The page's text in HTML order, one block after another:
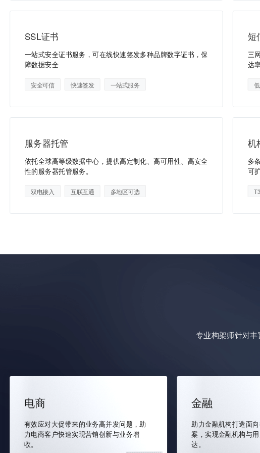
SSL证书
一站式安全证书服务，可在线快速签发多种品牌数字证书，保
障数据安全
安全可信 快速签发 一站式服务
短
三
达
服务器托管
依托全球高等级数据中心，提供高定制化、高可用性、高安全
性的服务器托管服务。
双电接入 互联互通 多地区可选
机
多
可
专业构架师针对
电商
有效应对大促带来的业务高并发问题，助
力电商客户快速实现营销创新与业务增
收。
金融
助力金融机构打造面
案，实现金融机构与
达。